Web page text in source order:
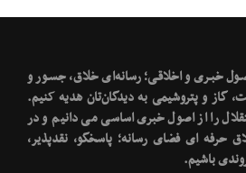
خبـری و اخلاقـی؛ رسانه‌ای خلاق، جسـور و
گاز و پتروشیمی به دیدگان‌تان هدیه کنیم.
را از اصول خبری اساسی می دانیم و در
حرفه ای فضای رسانه؛ پاسخگو، نقدپذیر،
باشیم.